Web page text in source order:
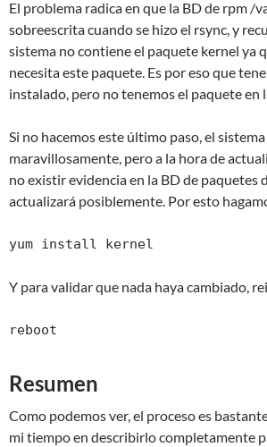
El problema radica en que la BD de rpm /
sobreescrita cuando se hizo el rsync, y
sistema no contiene el paquete kernel ya
necesita este paquete. Es por eso que
instalado, pero no tenemos el paquete en
Si no hacemos este último paso, el
maravillosamente, pero a la hora de
no existir evidencia en la BD de paquetes
actualizará posiblemente. Por esto
yum install kernel
Y para validar que nada haya cambiado,
reboot
Resumen
Como podemos ver, el proceso es
mi tiempo en describirlo completamente